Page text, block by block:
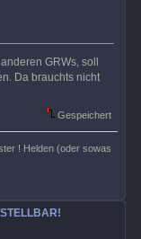
GRWs, soll
Da brauchts nicht
Gespeichert
! Helden (oder sowas